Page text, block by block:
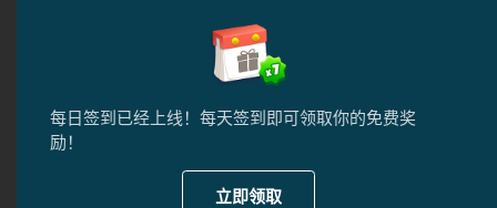
每日签到已经上线！每天签到即可领取你的免费奖
励！
立即领取